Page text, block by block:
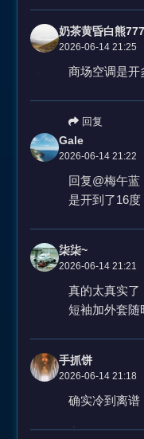
奶茶黄昏白熊777
2026-06-14 21:25
商场空调是开
回复
Gale
2026-06-14 21:22
回复@梅午
是开到了16度
柒柒~
2026-06-14 21:21
真的太真实了
短袖加外套随
手抓饼
2026-06-14 21:18
确实冷到离谱